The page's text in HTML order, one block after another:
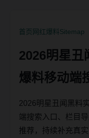
首页网红爆料Sitemap
2026明星丑
爆料移动端
2026明星丑闻黑料
端搜索入口、栏目
推荐，持续补充真